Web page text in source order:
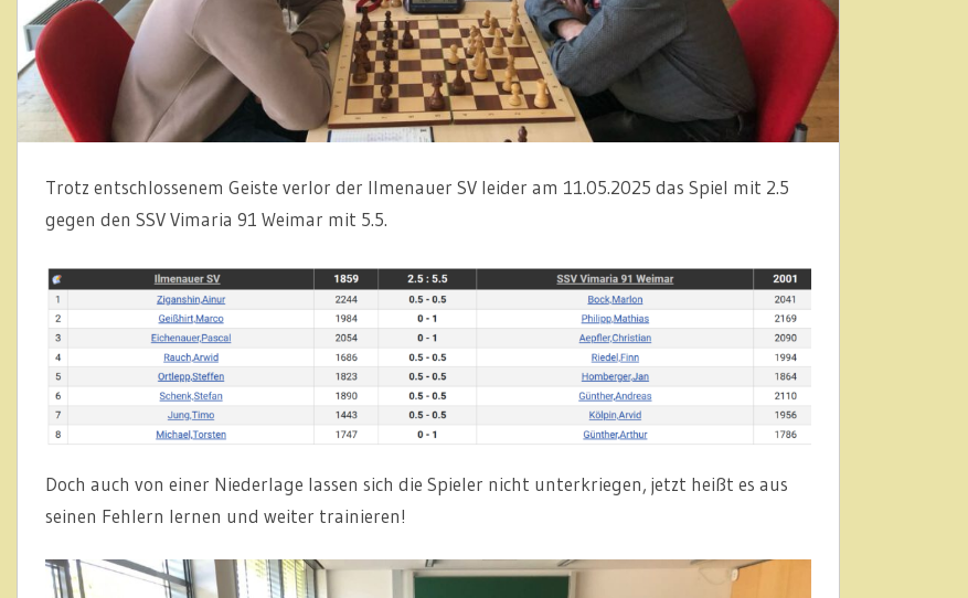
Trotz entschlossenem Geiste verlor der Ilmenauer SV leider am 11.05.2025 das Spiel mit 2.5
gegen den SSV Vimaria 91 Weimar mit 5.5.
Doch auch von einer Niederlage lassen sich die Spieler nicht unterkriegen, jetzt heißt es aus
seinen Fehlern lernen und weiter trainieren!